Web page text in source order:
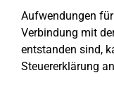
Aufwendungen
Verbindung mit
entstanden sind,
Steuererklärung